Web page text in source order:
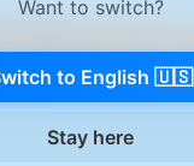
Want to switch?
to English 🇺🇸
Stay here